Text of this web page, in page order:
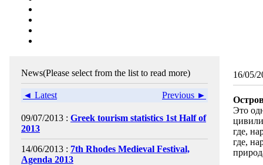
News(Please select from the list to read more)
◄ Latest Previous ►
09/07/2013 : Greek tourism statistics 1st Half of
2013
14/06/2013 : 7th Rhodes Medieval Festival,
Agenda 2013
16/05/
Это
где,
где,